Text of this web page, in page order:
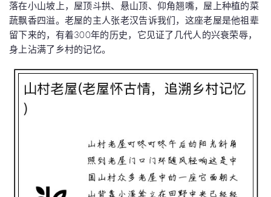
落在小山坡上，屋顶斗拱、悬山顶、仰角翘嘴，屋上种植的菜
蔬飘香四溢。老屋的主人张老汉告诉我们，这座老屋是他祖辈
留下来的，有着300年的历史，它见证了几代人的兴衰荣辱，
身上沾满了乡村的记忆。